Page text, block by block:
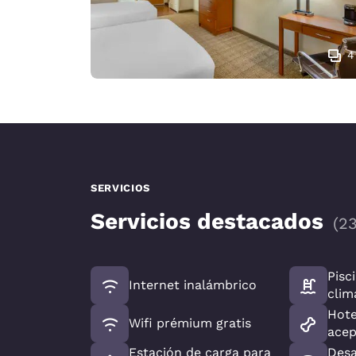
4
SERVICIOS
Servicios destacados (23
Internet inalámbrico
Wifi prémium gratis
Estación de carga para